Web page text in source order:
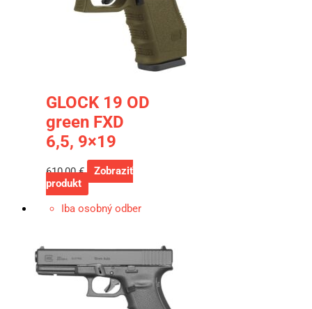
GLOCK 19 OD
green FXD
6,5, 9×19
610,00€
Zobraziť
produkt
Iba osobný odber